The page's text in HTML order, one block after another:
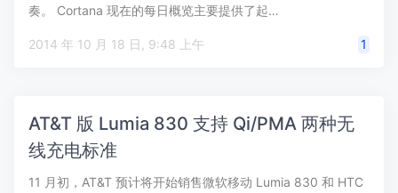
奏。 Cortana 现在的每日概览主要提供了起…
2014 年 10 月 18 日, 9:48 上午 1
AT&T 版 Lumia 830 支持 Qi/PMA 两种无
线充电标准
11 月初，AT&T 预计将开始销售微软移动 Lumia 830 和 HTC